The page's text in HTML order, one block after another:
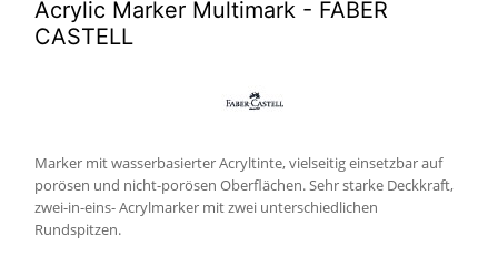
Acrylic Marker Multimark - FABER
CASTELL
Marker mit wasserbasierter Acryltinte, vielseitig einsetzbar auf
porösen und nicht-porösen Oberflächen. Sehr starke Deckkraft,
zwei-in-eins- Acrylmarker mit zwei unterschiedlichen
Rundspitzen.